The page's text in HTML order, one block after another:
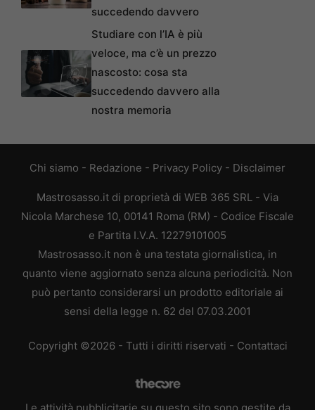
succedendo davvero
Studiare con l’IA è più
veloce, ma c’è un prezzo
nascosto: cosa sta
succedendo davvero alla
nostra memoria
Chi siamo - Redazione - Privacy Policy - Disclaimer
Mastrosasso.it di proprietà di WEB 365 SRL - Via
Nicola Marchese 10, 00141 Roma (RM) - Codice Fiscale
e Partita I.V.A. 12279101005
Mastrosasso.it non è una testata giornalistica, in
quanto viene aggiornato senza alcuna periodicità. Non
può pertanto considerarsi un prodotto editoriale ai
sensi della legge n. 62 del 07.03.2001
Copyright ©2026 - Tutti i diritti riservati - Contattaci